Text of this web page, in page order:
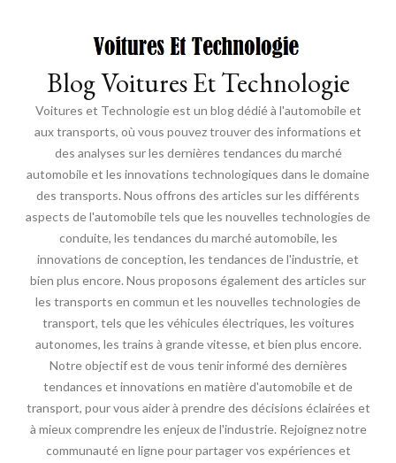
Blog Voitures Et Technologie
Voitures et Technologie est un blog dédié à l'automobile et
aux transports, où vous pouvez trouver des informations et
des analyses sur les dernières tendances du marché
automobile et les innovations technologiques dans le domaine
des transports. Nous offrons des articles sur les différents
aspects de l'automobile tels que les nouvelles technologies de
conduite, les tendances du marché automobile, les
innovations de conception, les tendances de l'industrie, et
bien plus encore. Nous proposons également des articles sur
les transports en commun et les nouvelles technologies de
transport, tels que les véhicules électriques, les voitures
autonomes, les trains à grande vitesse, et bien plus encore.
Notre objectif est de vous tenir informé des dernières
tendances et innovations en matière d'automobile et de
transport, pour vous aider à prendre des décisions éclairées et
à mieux comprendre les enjeux de l'industrie. Rejoignez notre
communauté en ligne pour partager vos expériences et